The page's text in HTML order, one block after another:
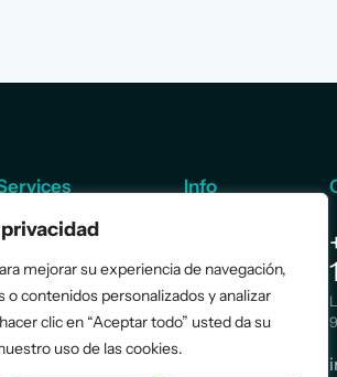
mejorar su experiencia de navegación,
o contenidos personalizados y analizar
clic en “Aceptar todo” usted da su
uso de las cookies.
Assessment
Implementation
Info
Services
Cases
Blog